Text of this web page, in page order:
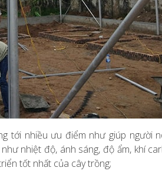
tới nhiều ưu điểm như giúp người
nhiệt độ, ánh sáng, độ ẩm, khí
tốt nhất của cây trồng;